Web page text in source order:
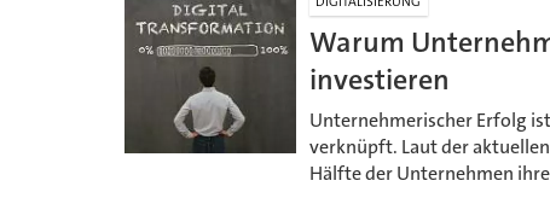
Warum
investieren
Unternehmerischer Erfolg
verknüpft. Laut der
Hälfte der Unternehmen